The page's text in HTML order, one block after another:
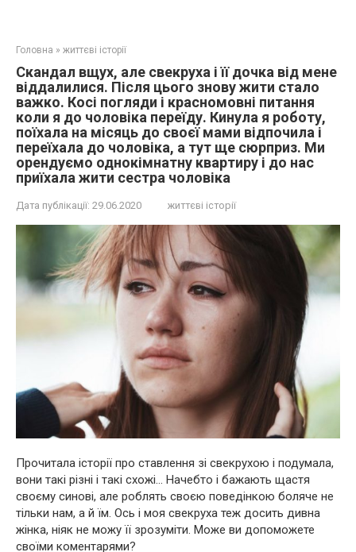
Головна » життєві історії
Скандал вщух, але свекруха і її дочка від мене
віддалилися. Після цього знову жити стало
важко. Косі погляди і красномовні питання
коли я до чоловіка переїду. Кинула я роботу,
поїхала на місяць до своєї мами відпочила і
переїхала до чоловіка, а тут ще сюрприз. Ми
орендуємо однокімнатну квартиру і до нас
приїхала жити сестра чоловіка
Дата публікації: 29.06.2020 життєві історії
Прочитала історії про ставлення зі свекрухою і подумала,
вони такі різні і такі схожі… Начебто і бажають щастя
своєму синові, але роблять своєю поведінкою боляче не
тільки нам, а й їм. Ось і моя свекруха теж досить дивна
жінка, ніяк не можу її зрозуміти. Може ви допоможете
своїми коментарями?